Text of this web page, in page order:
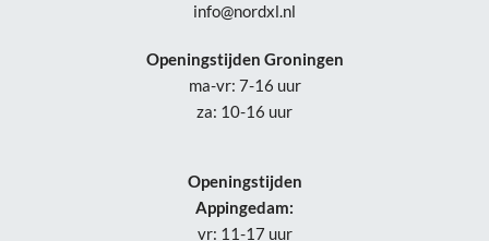
info@nordxl.nl
Openingstijden Groningen
ma-vr: 7-16 uur
za: 10-16 uur
Openingstijden
Appingedam:
vr: 11-17 uur